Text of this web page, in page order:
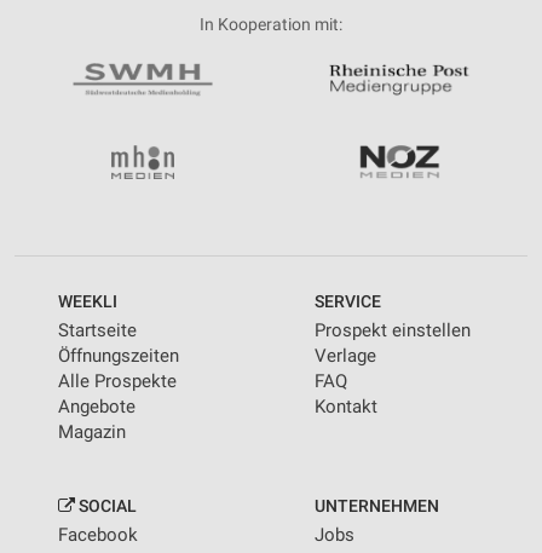
In Kooperation mit:
WEEKLI
Startseite
Öffnungszeiten
Alle Prospekte
Angebote
Magazin
SERVICE
Prospekt einstellen
Verlage
FAQ
Kontakt
SOCIAL
Facebook
UNTERNEHMEN
Jobs